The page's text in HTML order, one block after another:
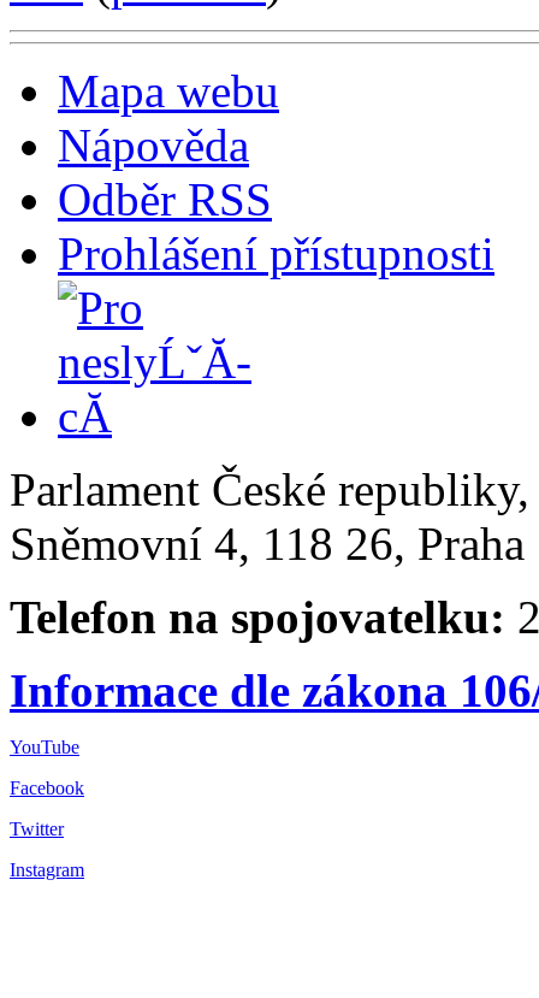
Mapa webu
Nápověda
Odběr RSS
Prohlášení přístupnosti
Parlament České
Sněmovní 4, 118 26,
Telefon na spojovatelku:
Informace dle zákona
YouTube
Facebook
Twitter
Instagram